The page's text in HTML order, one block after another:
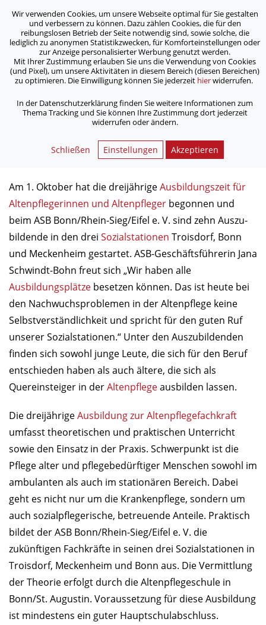
ASB Bonn/Rhein-Sieg/Eifel e.V.
bewegt Menschen
Home / Archiv /
ASB: Alle Ausbildungs­plätze in der Altenpflege besetzt
ASB: Alle Ausbildungs­plätze in
der Altenpflege besetzt
Am 1. Oktober hat die dreijährigeAusbildungszeit für
Alten­pfleger­innen und Altenpfleger begonnen und
beim ASB Bonn/Rhein-Sieg/Eifel e. V. sind zehn Auszu­
bild­ende in den drei Sozial­stationen Troisdorf, Bonn
und Meckenheim gestartet. ASB-Geschäftsführerin Jana
Schwindt-Bohn freut sich „Wir haben alle
Ausbildungsplätze besetzen können. Das ist heute bei
den Nachwuchsproblemen in der Altenpflege keine
Selbstverständlichkeit und spricht für den guten Ruf
unserer Sozialstationen.“ Unter den Auszubildenden
finden sich sowohl junge Leute, die sich für den Beruf
entschieden haben als auch ältere, die sich als
Quereinsteiger in derAltenpflegeausbilden lassen.
Die dreijährigeAusbildung zur Altenpflegefachkraft
umfasst theoretischen und praktischen Unterricht
sowie den Einsatz in der Praxis. Schwerpunkt ist die
Pflege alter und pflegebedürftiger Menschen sowohl im
ambulanten als auch im stationären Bereich. Dabei
geht es nicht nur um die Krankenpflege, sondern um
auch sozialpflegerische, betreuende Anteile. Praktisch
bildet der ASB Bonn/Rhein-Sieg/Eifel e. V. die
zukünftigen Fachkräfte in seinen drei Sozialstationen in
Troisdorf, Meckenheim und Bonn aus. Die Vermittlung
der Theorie erfolgt durch die Altenpflegeschule in
Bonn/St. Augustin. Voraussetzung für diese Ausbildung
ist mindestens ein guter Hauptschulabschluss.
Wir verwenden Cookies, um unsere Webseite optimal für Sie gestalten
und verbessern zu können. Dazu zählen Cookies, die für den
reibungslosen Betrieb der Seite notwendig sind, sowie solche, die
lediglich zu anonymen Statistikzwecken, für Komforteinstellungen oder
zur Anzeige personalisierter Werbung genutzt werden.
Mit Ihrer Zustimmung erlauben Sie uns die Verwendung von Cookies
(und Pixel), um unsere Aktivitäten in diesem Bereich (diesen Bereichen)
zu optimieren. Die Einwilligung können Sie jederzeit hierwiderrufen.
In der Datenschutzerklärung finden Sie weitere Informationen zum
Thema Tracking und Sie können Ihre Zustimmung dort jederzeit
widerrufen oder ändern.
Schließen Einstellungen Akzeptieren